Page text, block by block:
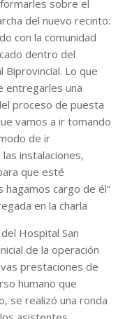
sobre el
del nuevo recinto:
con la comunidad
dentro del
Lo que
entregarles una
proceso de puesta
vamos a ir tomando
de ir
instalaciones,
que esté
cargo de él”
en la charla
Hospital San
de la operación
prestaciones de
humano que
se realizó una ronda